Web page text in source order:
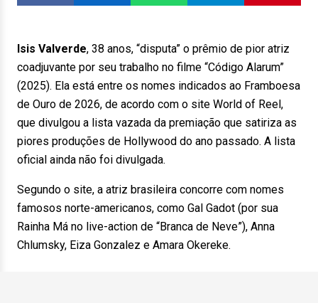
Isis Valverde, 38 anos, “disputa” o prêmio de pior atriz
coadjuvante por seu trabalho no filme “Código Alarum”
(2025). Ela está entre os nomes indicados ao Framboesa
de Ouro de 2026, de acordo com o site World of Reel,
que divulgou a lista vazada da premiação que satiriza as
piores produções de Hollywood do ano passado. A lista
oficial ainda não foi divulgada.
Segundo o site, a atriz brasileira concorre com nomes
famosos norte-americanos, como Gal Gadot (por sua
Rainha Má no live-action de “Branca de Neve”), Anna
Chlumsky, Eiza Gonzalez e Amara Okereke.